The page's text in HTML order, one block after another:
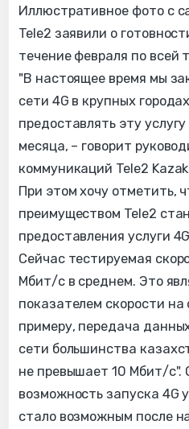
Иллюстративное фото с
Tele2 заявили о
течение февраля по всей
"В настоящее время мы
сети 4G в крупных
предоставлять эту
месяца, – говорит
коммуникаций Tele2
При этом хочу отметить,
преимуществом Tele2
предоставления услуги
Сейчас тестируемая
Мбит/с в среднем. Это
показателем скорости
примеру, передача
сети большинства
не превышает 10 Мбит/с".
возможность запуска 4G
стало возможным после